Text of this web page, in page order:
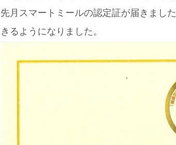
先月スマートミールの認定証が届きまし
きるようになりました。